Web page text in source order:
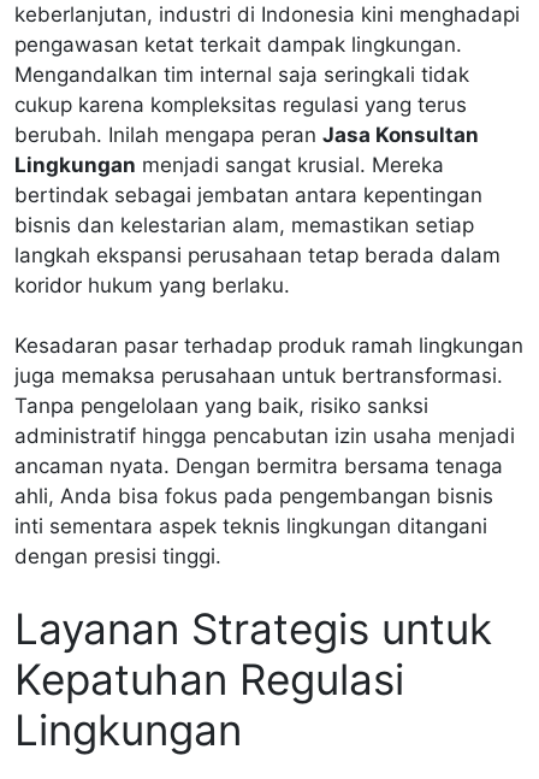
keberlanjutan, industri di Indonesia kini menghadapi
pengawasan ketat terkait dampak lingkungan.
Mengandalkan tim internal saja seringkali tidak
cukup karena kompleksitas regulasi yang terus
berubah. Inilah mengapa peran Jasa Konsultan
Lingkungan menjadi sangat krusial. Mereka
bertindak sebagai jembatan antara kepentingan
bisnis dan kelestarian alam, memastikan setiap
langkah ekspansi perusahaan tetap berada dalam
koridor hukum yang berlaku.
Kesadaran pasar terhadap produk ramah lingkungan
juga memaksa perusahaan untuk bertransformasi.
Tanpa pengelolaan yang baik, risiko sanksi
administratif hingga pencabutan izin usaha menjadi
ancaman nyata. Dengan bermitra bersama tenaga
ahli, Anda bisa fokus pada pengembangan bisnis
inti sementara aspek teknis lingkungan ditangani
dengan presisi tinggi.
Layanan Strategis untuk
Kepatuhan Regulasi
Lingkungan